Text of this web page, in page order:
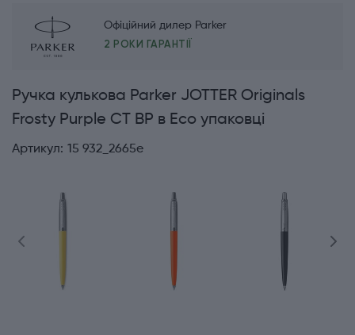
Офіційний дилер Parker
2 РОКИ ГАРАНТІЇ
Ручка кулькова Parker JOTTER Originals
Frosty Purple CT BP в Eco упаковці
Артикул: 15 932_2665e